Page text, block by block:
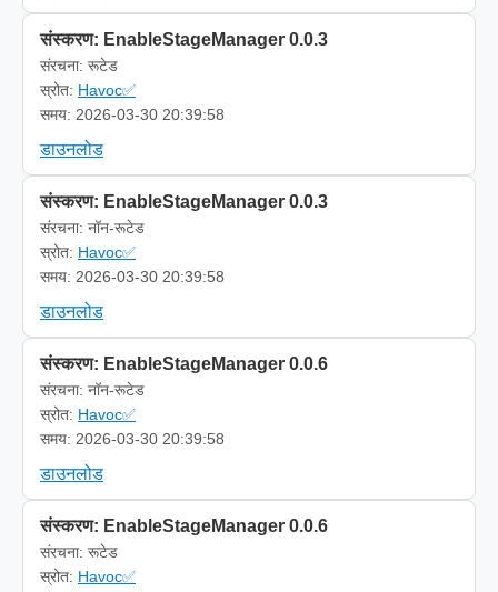
संस्करण: EnableStageManager 0.0.3
संरचना: रूटेड
स्रोत: Havoc✅
समय: 2026-03-30 20:39:58
डाउनलोड
संस्करण: EnableStageManager 0.0.3
संरचना: नॉन-रूटेड
स्रोत: Havoc✅
समय: 2026-03-30 20:39:58
डाउनलोड
संस्करण: EnableStageManager 0.0.6
संरचना: नॉन-रूटेड
स्रोत: Havoc✅
समय: 2026-03-30 20:39:58
डाउनलोड
संस्करण: EnableStageManager 0.0.6
संरचना: रूटेड
स्रोत: Havoc✅